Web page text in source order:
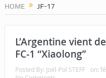
HOME JF-17
L’Argentine vient
FC-1 “Xiaolong”
Posted By: Joël-Pol STEFF on: